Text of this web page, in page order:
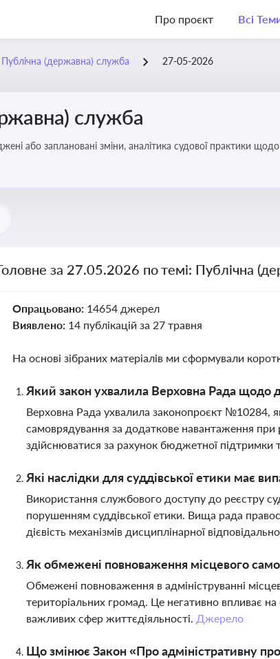
Про проєкт Всі
Публічна (державна) служба 27-05-2026
служба
або заплановані зміни, аналітика судової практики
структуру, трудові відносини в органах влади, дотримання
за 27.05.2026 по темі: Публічна
Опрацьовано: 14654 джерел
Виявлено: 14 публікацій за 27 травня
На основі зібраних матеріалів ми сформували
Який закон ухвалила Верховна Рада щодо
Верховна Рада ухвалила законопроєкт №10284,
самоврядування за додаткове навантаження при
здійснюватися за рахунок бюджетної підтримки
Які наслідки для суддівської етики має
Використання службового доступу до реєстру
порушенням суддівської етики. Вища рада
дієвість механізмів дисциплінарної
Як обмежені повноваження місцевого
Обмежені повноваження в адмініструванні
територіальних громад. Це негативно впливає на
важливих сфер життєдіяльності. Джерело
Що змінює Закон «Про адміністративну